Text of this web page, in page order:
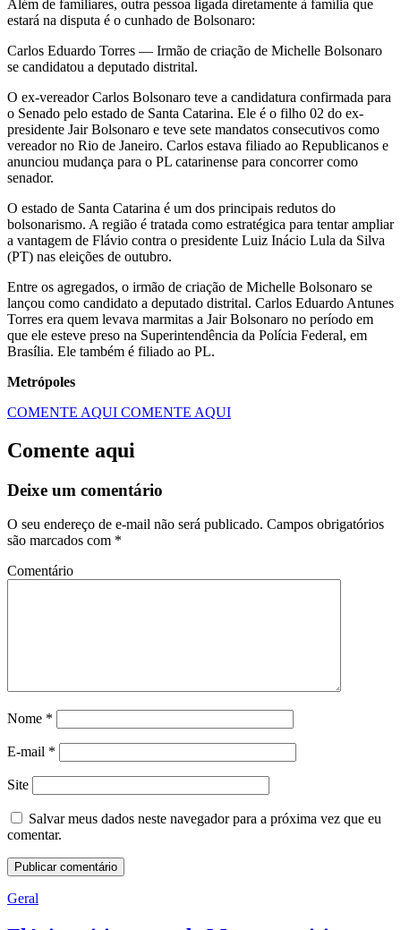
Além de familiares, outra pessoa ligada diretamente à família que
estará na disputa é o cunhado de Bolsonaro:
Carlos Eduardo Torres — Irmão de criação de Michelle Bolsonaro
se candidatou a deputado distrital.
O ex-vereador Carlos Bolsonaro teve a candidatura confirmada para
o Senado pelo estado de Santa Catarina. Ele é o filho 02 do ex-
presidente Jair Bolsonaro e teve sete mandatos consecutivos como
vereador no Rio de Janeiro. Carlos estava filiado ao Republicanos e
anunciou mudança para o PL catarinense para concorrer como
senador.
O estado de Santa Catarina é um dos principais redutos do
bolsonarismo. A região é tratada como estratégica para tentar ampliar
a vantagem de Flávio contra o presidente Luiz Inácio Lula da Silva
(PT) nas eleições de outubro.
Entre os agregados, o irmão de criação de Michelle Bolsonaro se
lançou como candidato a deputado distrital. Carlos Eduardo Antunes
Torres era quem levava marmitas a Jair Bolsonaro no período em
que ele esteve preso na Superintendência da Polícia Federal, em
Brasília. Ele também é filiado ao PL.
Metrópoles
COMENTE AQUI COMENTE AQUI
Comente aqui
Deixe um comentário
O seu endereço de e-mail não será publicado. Campos obrigatórios
são marcados com *
Comentário
Nome *
E-mail *
Site
Salvar meus dados neste navegador para a próxima vez que eu
comentar.
Geral